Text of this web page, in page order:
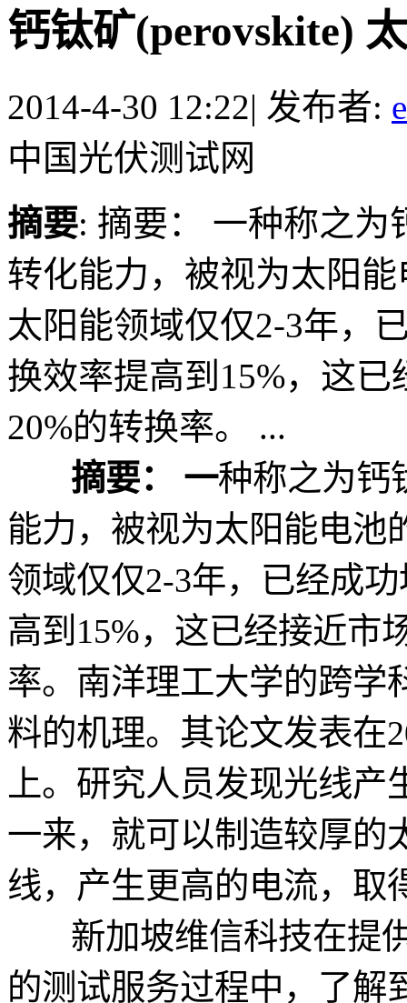
钙钛矿(perovskite)
2014-4-30 12:22| 发布者:
中国光伏测试网
摘要: 摘要： 一种称之为
转化能力，被视为太阳
太阳能领域仅仅2-3年，
换效率提高到15%，这
20%的转换率。 ...
摘要： 一种称之为钙
能力，被视为太阳能电池
领域仅仅2-3年，已经成
高到15%，这已经接近市
率。南洋理工大学的跨学
料的机理。其论文发表在
上。研究人员发现光线
一来，就可以制造较厚的
线，产生更高的电流，取
新加坡维信科技在提
的测试服务过程中，了解